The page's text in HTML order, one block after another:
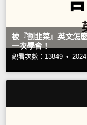
被『割韭菜』英文怎
一次學會！
觀看次數：13849 •